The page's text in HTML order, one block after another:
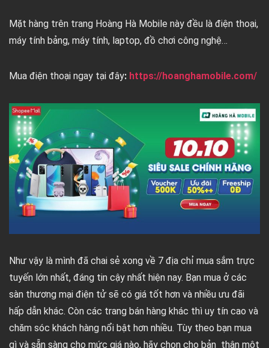
Mặt hàng trên trang Hoàng Hà Mobile này đều là điện thoại,
máy tính bảng, máy tính, laptop, đồ chơi công nghệ…
Mua điện thoại ngay tại đây: https://hoanghamobile.com/
Như vậy là mình đã chai sẻ xong về 7 địa chỉ mua sắm trực
tuyến lớn nhất, đáng tin cậy nhất hiện nay. Bạn mua ở các
sàn thương mại điện tử sẽ có giá tốt hơn và nhiều ưu đãi
hấp dẫn khác. Còn các trang bán hàng khác thì uy tín cao và
chăm sóc khách hàng nổi bật hơn nhiều. Tùy theo bạn mua
gì và sẵn sàng cho mức giá nào, hãy chọn cho bản thân một